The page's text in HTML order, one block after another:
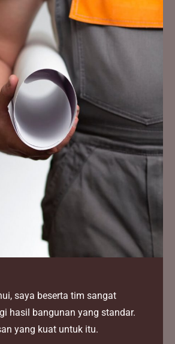
saya beserta tim sangat
hasil bangunan yang standar.
yang kuat untuk itu.